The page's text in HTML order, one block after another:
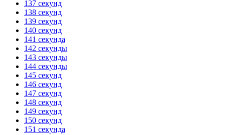
137 секунд
138 секунд
139 секунд
140 секунд
141 секунда
142 секунды
143 секунды
144 секунды
145 секунд
146 секунд
147 секунд
148 секунд
149 секунд
150 секунд
151 секунда